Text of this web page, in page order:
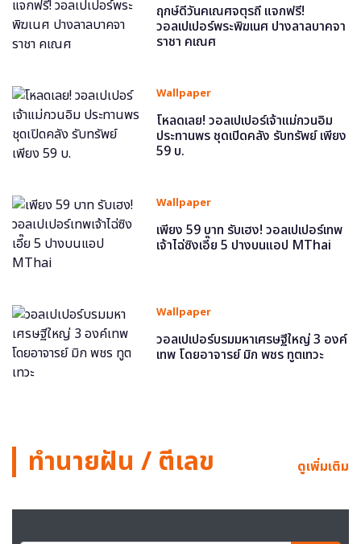
ฤกษ์ดีวันคเณศจตุรถี แจกฟรี!
วอลเปเปอร์พระพิฆเนศ ปางลาลบาคจา
ราชา คเณศ
Wallpaper
โหลดเลย! วอลเปเปอร์เจ้าแม่กวนอิม
ประทานพร ชุดเปิดคลัง รับทรัพย์ เพียง
59 บ.
Wallpaper
เพียง 59 บาท รับเฮง! วอลเปเปอร์เทพ
เจ้าไฉ่ซิงเอี๊ย 5 ปางบนแอป MThai
Wallpaper
วอลเปเปอร์บรมมหาเศรษฐีใหญ่ 3 องค์
เทพ โดยอาจารย์ มิก พชร ทูตเทวะ
ทำนายฝัน / ตีเลข ดูเพิ่มเติม